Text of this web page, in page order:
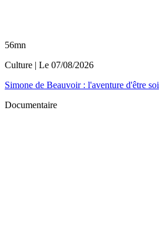
56mn
Culture | Le 07/08/2026
Simone de Beauvoir : l'aventure d'être soi
Documentaire